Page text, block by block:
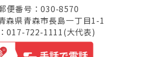
便番号：030-8570
森県青森市長島一丁目1-1
017-722-1111(大代表)